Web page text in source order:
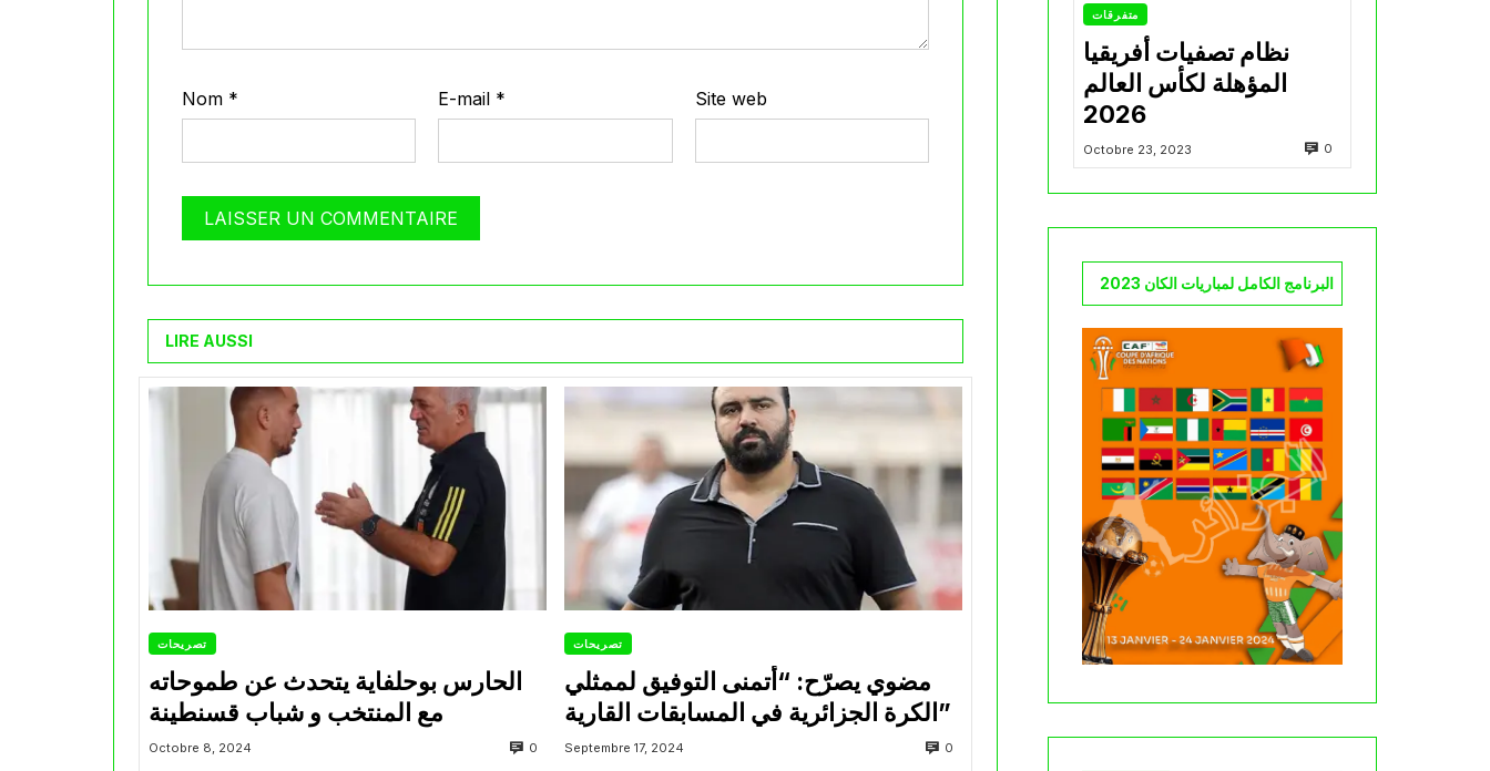
Nom * E-mail * Site web
LIRE AUSSI
تصريحات
الحارس بوحلفاية يتحدث عن طموحاته
مع المنتخب و شباب قسنطينة
Octobre 8, 2024 0
تصريحات
مضوي يصرّح: “أتمنى التوفيق لممثلي
الكرة الجزائرية في المسابقات القارية”
Septembre 17, 2024 0
متفرقات
نظام تصفيات أفريقيا
المؤهلة لكأس العالم
2026
Octobre 23, 2023 0
البرنامج الكامل لمباريات الكان 2023